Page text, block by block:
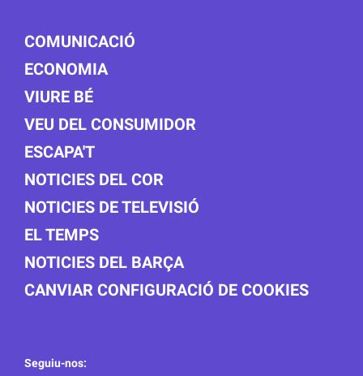
COMUNICACIÓ
ECONOMIA
VIURE BÉ
VEU DEL CONSUMIDOR
ESCAPA'T
NOTICIES DEL COR
NOTICIES DE TELEVISIÓ
EL TEMPS
NOTICIES DEL BARÇA
CANVIAR CONFIGURACIÓ DE COOKIES
Seguiu-nos: